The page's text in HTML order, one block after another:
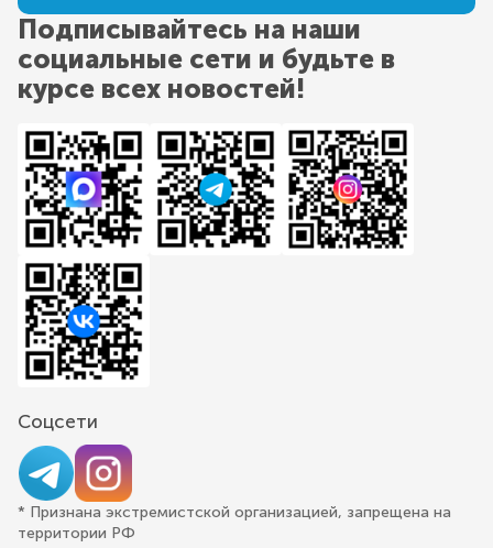
Подписывайтесь на наши
социальные сети и будьте в
курсе всех новостей!
Соцсети
* Признана экстремистской организацией, запрещена на
территории РФ